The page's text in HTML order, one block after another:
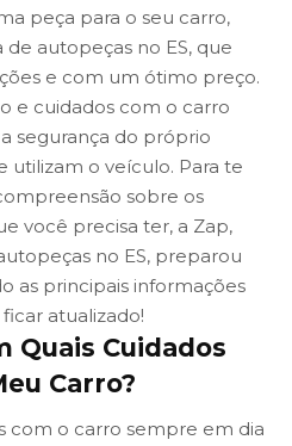
peça para o seu carro,
de autopeças no ES, que
e com um ótimo preço.
e cuidados com o carro
segurança do próprio
utilizam o veículo. Para te
sobre os
você precisa ter, a Zap,
no ES, preparou
as principais informações
atualizado!
Quais Cuidados
Carro?
com o carro sempre em dia